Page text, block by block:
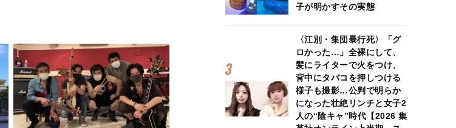
子が明かすその実態
〈江別・集団暴行死〉「グ
ロかった…」全裸にして、
髪にライターで火をつけ、
背中にタバコを押しつける
様子も撮影…公判で明らか
になった壮絶リンチと女子2
人の“陰キャ”時代【2026 集